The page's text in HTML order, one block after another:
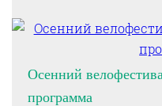
Осенний
программа